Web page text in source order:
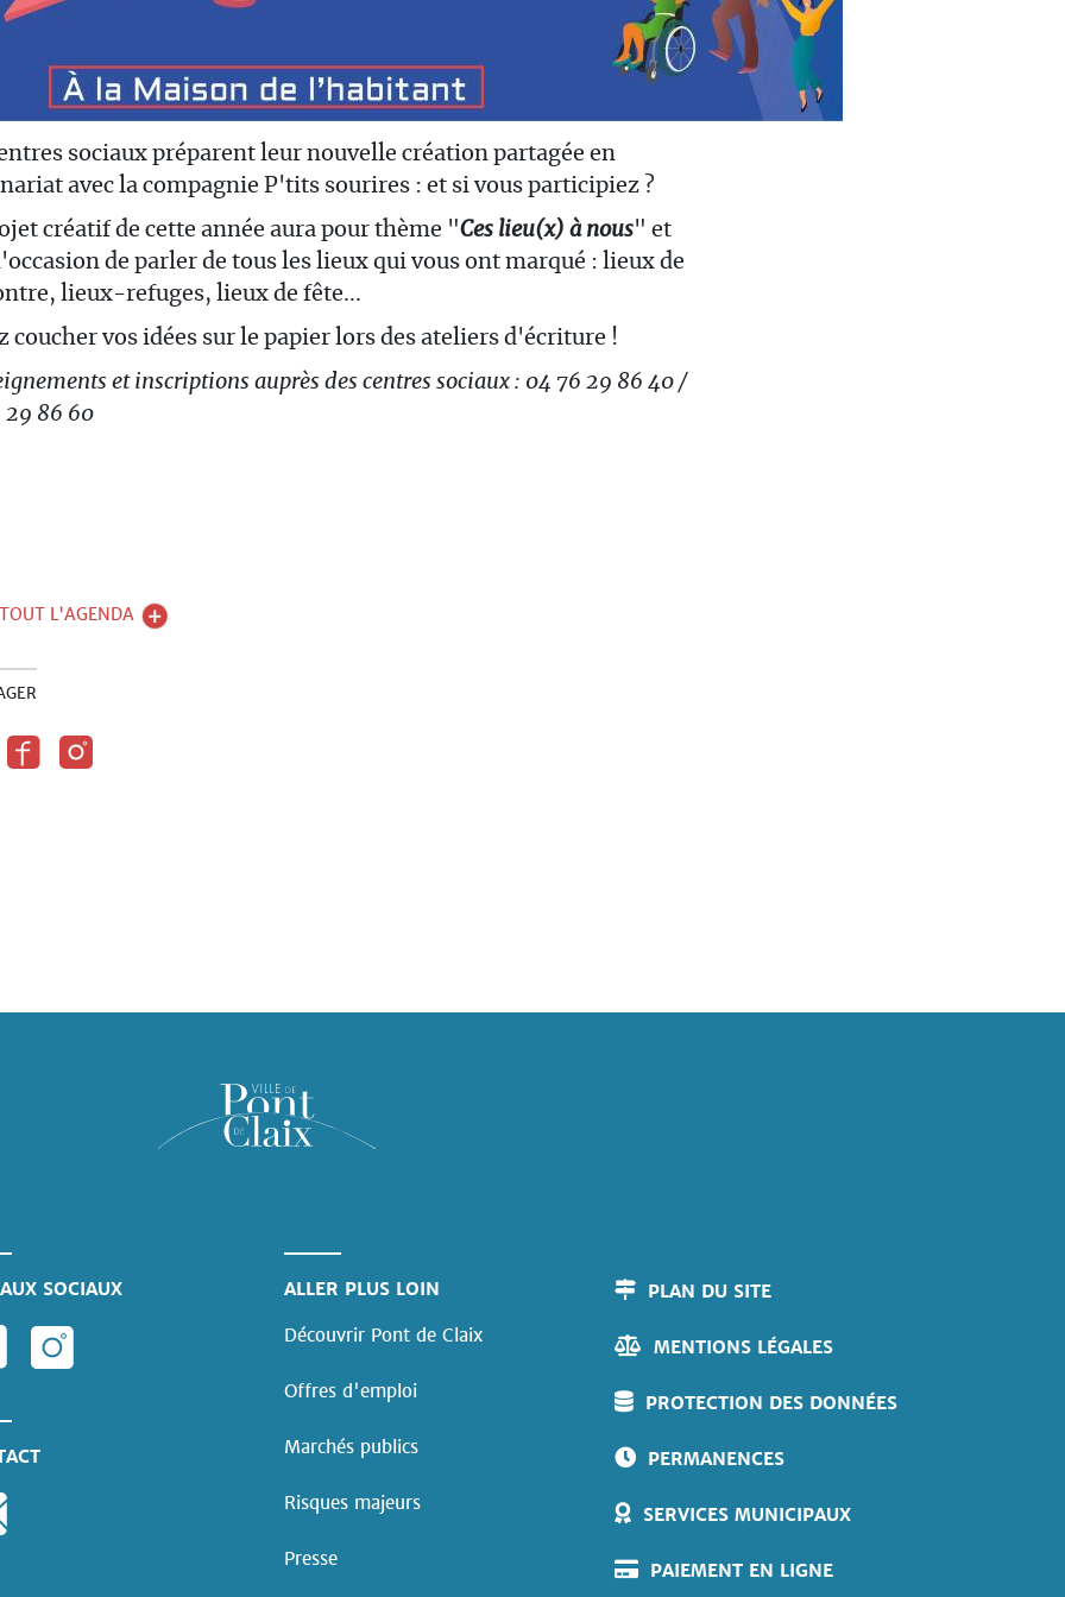
sociaux préparent leur nouvelle création partagée en
avec la compagnie P'tits sourires : et si vous participiez ?
créatif de cette année aura pour thème "Ces lieu(x) à nous" et
de parler de tous les lieux qui vous ont marqué : lieux de
lieux-refuges, lieux de fête...
coucher vos idées sur le papier lors des ateliers d'écriture !
et inscriptions auprès des centres sociaux : 04 76 29 86 40 /
29 86 60
L'AGENDA
SOCIAUX ALLER PLUS LOIN
Découvrir Pont de Claix
Offres d'emploi
Marchés publics
Risques majeurs
Presse
PLAN DU SITE
MENTIONS LÉGALES
PROTECTION DES DONNÉES
PERMANENCES
SERVICES MUNICIPAUX
PAIEMENT EN LIGNE